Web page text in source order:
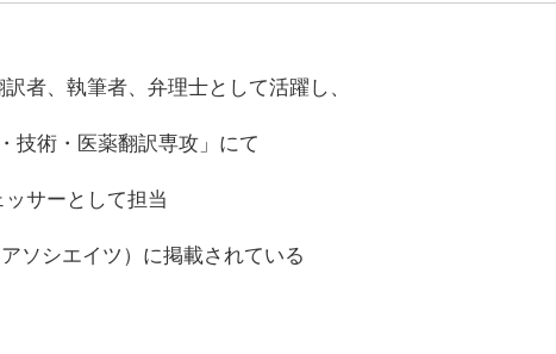
者、執筆者、弁理士として活躍し、
技術・医薬翻訳専攻」にて
サーとして担当
ソシエイツ）に掲載されている